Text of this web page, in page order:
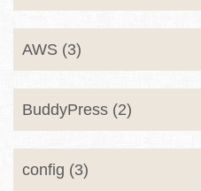
AWS (3)
BuddyPress (2)
config (3)